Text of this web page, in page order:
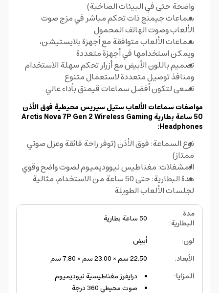
واضحة حتى في البيئات الصاخبة)
سماعات جيمنج ذات تحكم مباشر في مزج صوت
الألعاب وصوت الهاتف المحمول
سماعات الألعاب متوافقة مع أجهزة بلايستيشن،
ويمكن استخدامها في أجهزة متعددة
تصميم باللون الأبيض مع أزرار تحكم سهلة الاستخدام
ومنافذ توصيل متعددة لاستعمال متنوع
تسعى لتكون أفضل سماعات قيمنق بأداء عالي
مواصفات سماعات الألعاب ستيل سيريس محيطية فوق الأذن
50 ساعة بطارية Arctis Nova 7P Gen 2 Wireless Gaming
Headphones:
نوع السماعة: فوق الأذن (توفر راحة فائقة وعزل صوتي
ممتاز)
المشغلات: مغناطيس نيووديميوم لصوت واضح وقوي
مدة البطارية: حتى 50 ساعة من الاستخدام، مثالية
لجلسات الألعاب الطويلة
مدة
البطارية:
50 ساعة بطارية
لون:
أبيض
الأبعاد:
22.50 سم × 23.00 سم × 7.80 سم
المزايا:
درايفرز مغناطيسية نيوديميوم
صوت محيطي 360 درجة